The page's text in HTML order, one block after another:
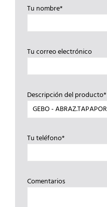
Tu nombre*
Tu correo electrónico
Descripción del producto*
Tu teléfono*
Comentarios